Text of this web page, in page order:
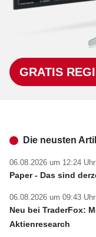
GRATIS
Die neusten
06.08.2026 um 12:24 Uhr
Paper - Das sind
06.08.2026 um 09:43 Uhr
Neu bei TraderFox:
Aktienresearch